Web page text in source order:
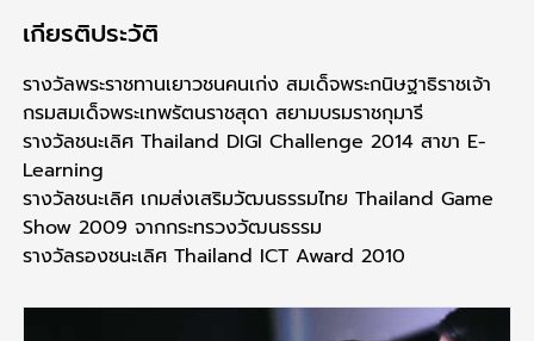
เกียรติประวัติ
รางวัลพระราชทานเยาวชนคนเก่ง สมเด็จพระกนิษฐาธิราชเจ้า
กรมสมเด็จพระเทพรัตนราชสุดา สยามบรมราชกุมารี
รางวัลชนะเลิศ Thailand DIGI Challenge 2014 สาขา E-
Learning
รางวัลชนะเลิศ เกมส่งเสริมวัฒนธรรมไทย Thailand Game
Show 2009 จากกระทรวงวัฒนธรรม
รางวัลรองชนะเลิศ Thailand ICT Award 2010